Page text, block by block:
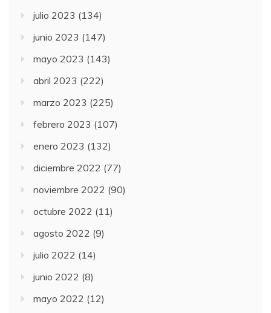
julio 2023 (134)
junio 2023 (147)
mayo 2023 (143)
abril 2023 (222)
marzo 2023 (225)
febrero 2023 (107)
enero 2023 (132)
diciembre 2022 (77)
noviembre 2022 (90)
octubre 2022 (11)
agosto 2022 (9)
julio 2022 (14)
junio 2022 (8)
mayo 2022 (12)